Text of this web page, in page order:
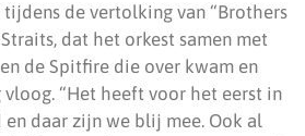
de vertolking van “Brothers
dat het orkest samen met
de Spitfire die over kwam en
vloog. “Het heeft voor het eerst in
en daar zijn we blij mee. Ook al